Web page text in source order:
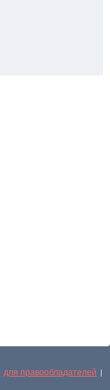
для правообладателей |